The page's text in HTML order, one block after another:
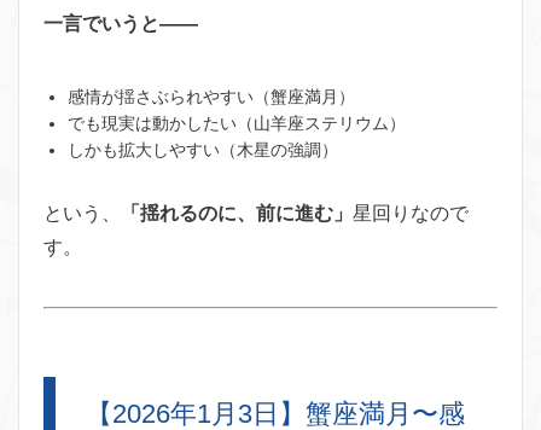
一言でいうと——
感情が揺さぶられやすい（蟹座満月）
でも現実は動かしたい（山羊座ステリウム）
しかも拡大しやすい（木星の強調）
という、 「揺れるのに、前に進む」 星回りなので
す。
【2026年1月3日】蟹座満月〜感